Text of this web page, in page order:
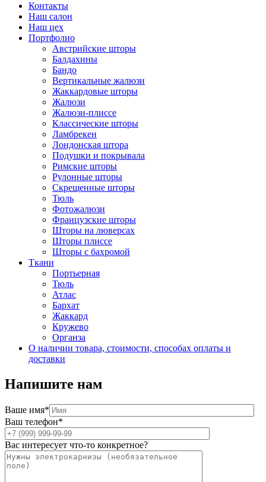
Контакты
Наш салон
Наш цех
Портфолио
Австрийские шторы
Балдахины
Бандо
Вертикальные жалюзи
Жаккардовые шторы
Жалюзи
Жалюзи-плиссе
Классические шторы
Ламбрекен
Лондонская штора
Подушки и покрывала
Римские шторы
Рулонные шторы
Скрещенные шторы
Тюль
Фотожалюзи
Французские шторы
Шторы на люверсах
Шторы плиссе
Шторы с бахромой
Ткани
Портьерная
Тюль
Атлас
Бархат
Жаккард
Кружево
Органза
О наличии товара, стоимости, способах оплаты и
доставки
Напишите нам
Ваше имя*
Ваш телефон*
Вас интересует что-то конкретное?